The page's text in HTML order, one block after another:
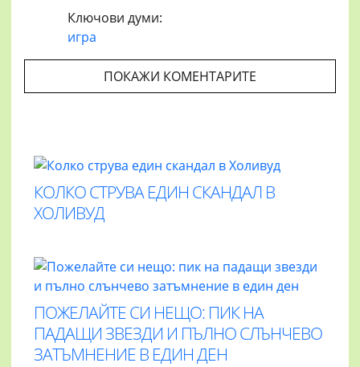
Ключови думи:
игра
ПОКАЖИ КОМЕНТАРИТЕ
КОЛКО СТРУВА ЕДИН СКАНДАЛ В
ХОЛИВУД
ПОЖЕЛАЙТЕ СИ НЕЩО: ПИК НА
ПАДАЩИ ЗВЕЗДИ И ПЪЛНО СЛЪНЧЕВО
ЗАТЪМНЕНИЕ В ЕДИН ДЕН